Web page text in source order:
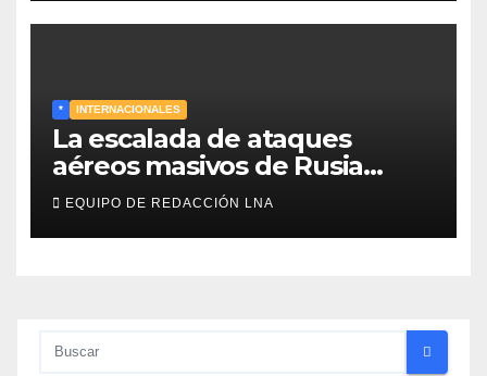
* INTERNACIONALES
La escalada de ataques
aéreos masivos de Rusia
sobre Kiev y centros
energéticos eleva la tensión
en el conflicto ucraniano
EQUIPO DE REDACCIÓN LNA